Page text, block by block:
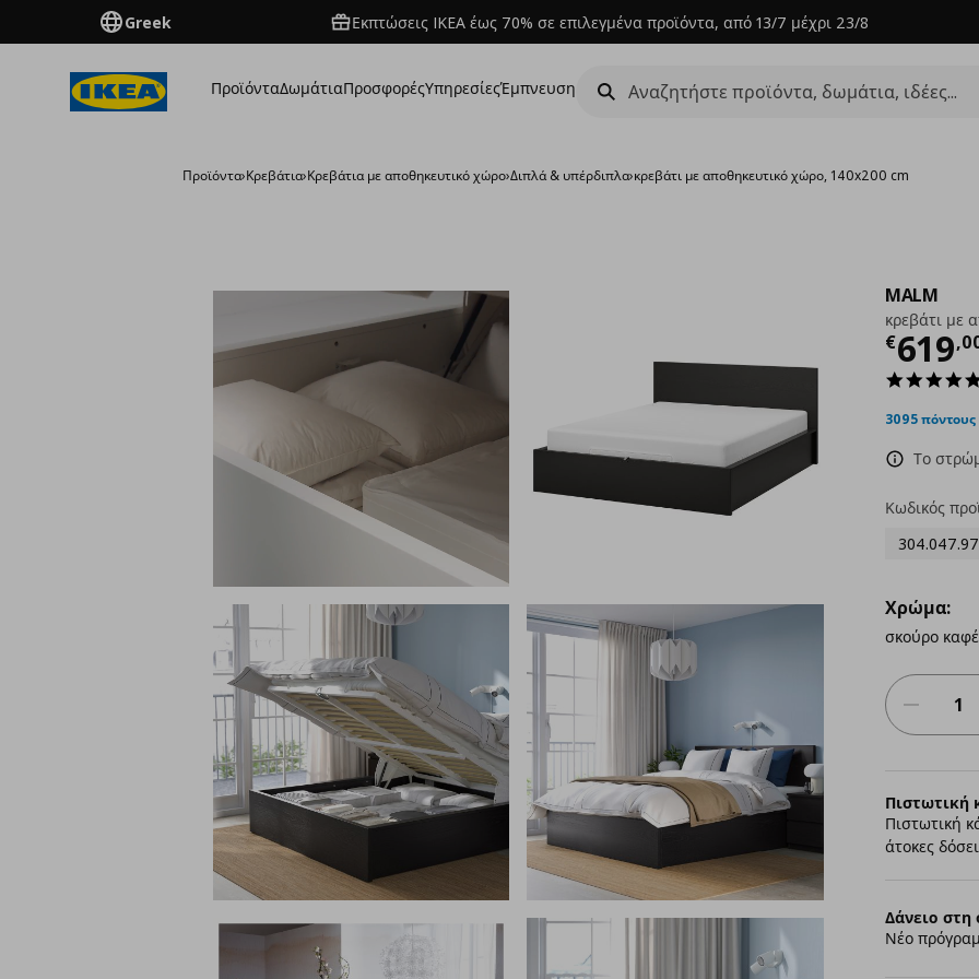
Greek Εκπτώσεις IKEA έως 70% σε επιλεγμένα προϊόντα, από 13/7 μέχρι 23/8
ΠροϊόνταΔωμάτιαΠροσφορέςΥπηρεσίεςΈμπνευση
Προϊόντα›Κρεβάτια›Κρεβάτια με αποθηκευτικό χώρο›Διπλά & υπέρδιπλα›κρεβάτι με αποθηκευτικό χώρο, 140x200 cm
MALM
κρεβάτι με
€619,
3095
Το
Κωδικός
304.047.97
Χρώμα:
σκούρο καφέ
Πιστωτική
Πιστωτική
άτοκες
Δάνειο στη
Νέο